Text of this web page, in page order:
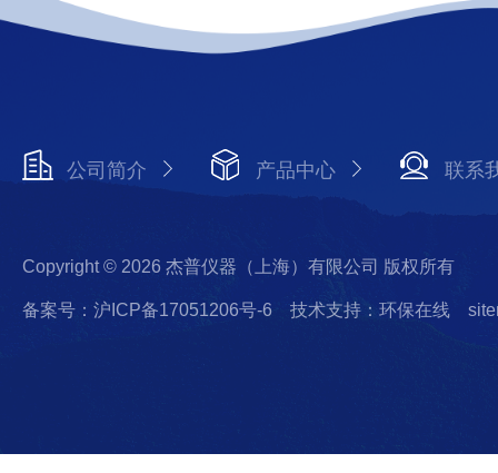
公司简介 产品中心 联系
Copyright © 2026 杰普仪器（上海）有限公司 版权所有
备案号：沪ICP备17051206号-6 技术支持：环保在线